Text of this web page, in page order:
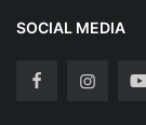
SOCIAL MEDIA